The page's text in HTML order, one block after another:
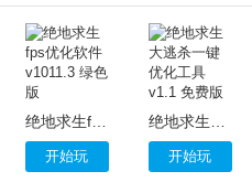
绝地求生fps优化软件 v1011.3 绿色版
开始玩 开始玩